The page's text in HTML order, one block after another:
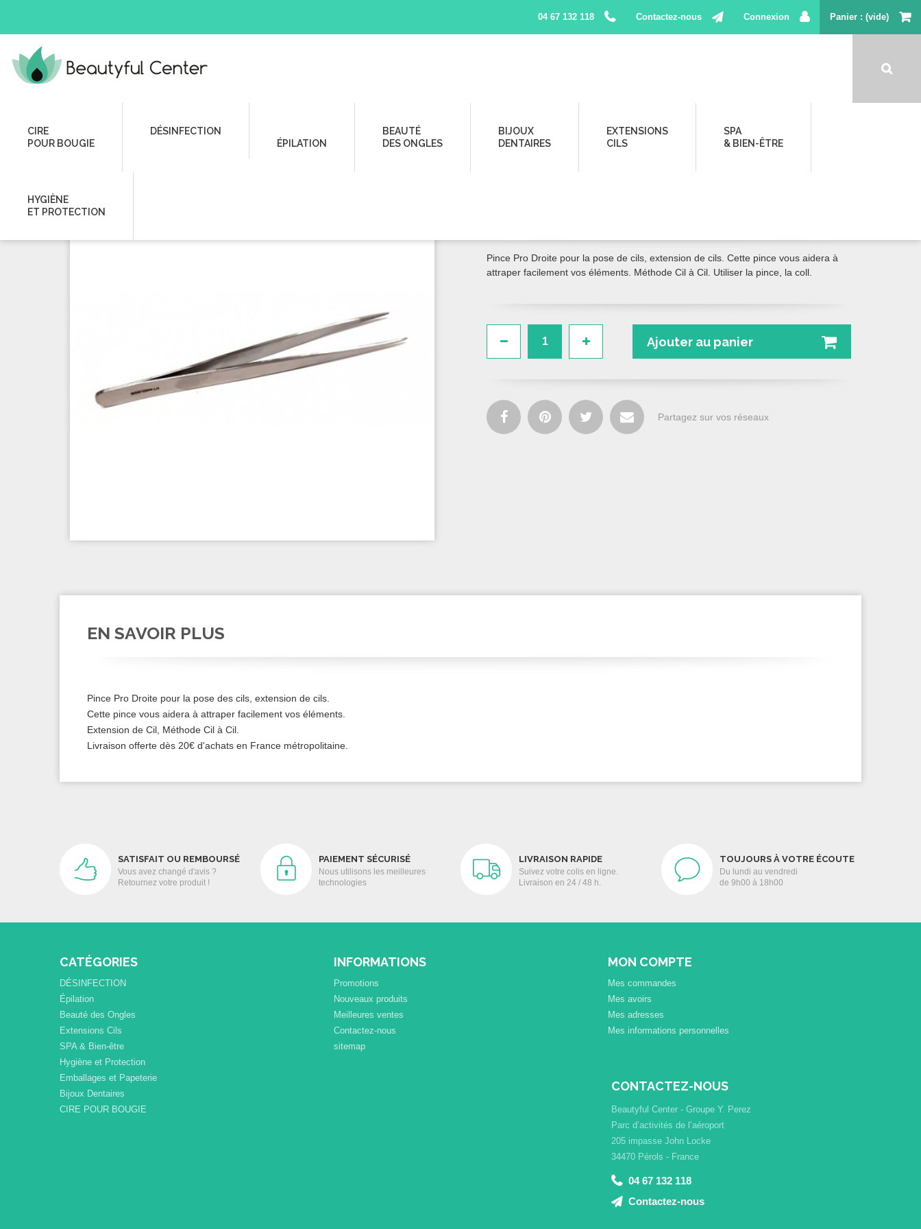
04 67 132 118 Contactez-nous Connexion Panier (vide)
CIRE
POUR BOUGIE
DÉSINFECTION
ÉPILATION
BEAUTÉ
DES ONGLES
BIJOUX
DENTAIRES
EXTENSIONS
CILS
SPA
& BIEN-ÊTRE
HYGIÈNE
ET PROTECTION
Pince Pro Droite pour la pose de cils, extension de cils. Cette pince vous aidera à
attraper facilement vos éléments. Méthode Cil à Cil. Utiliser la pince, la coll.
Ajouter au panier
Partagez sur vos réseaux
EN SAVOIR PLUS
Pince Pro Droite pour la pose des cils, extension de cils.
Cette pince vous aidera à attraper facilement vos éléments.
Extension de Cil, Méthode Cil à Cil.
Livraison offerte dès 20€ d'achats en France métropolitaine.
SATISFAIT OU REMBOURSÉ
Vous avez changé d'avis ?
Retournez votre produit !
PAIEMENT SÉCURISÉ
Nous utilisons les meilleures
technologies
LIVRAISON RAPIDE
Suivez votre colis en ligne.
Livraison en 24 / 48 h.
TOUJOURS À VOTRE ÉCOUTE
Du lundi au vendredi
de 9h00 à 18h00
CATÉGORIES
DÉSINFECTION
Épilation
Beauté des Ongles
Extensions Cils
SPA & Bien-être
Hygiène et Protection
Emballages et Papeterie
Bijoux Dentaires
CIRE POUR BOUGIE
INFORMATIONS
Promotions
Nouveaux produits
Meilleures ventes
Contactez-nous
sitemap
MON COMPTE
Mes commandes
Mes avoirs
Mes adresses
Mes informations personnelles
CONTACTEZ-NOUS
Beautyful Center - Groupe Y. Perez
Parc d’activités de l’aéroport
205 impasse John Locke
34470 Pérols - France
04 67 132 118
Contactez-nous